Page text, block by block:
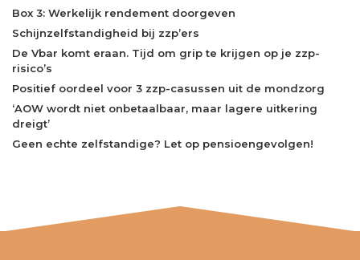
Box 3: Werkelijk rendement doorgeven
Schijnzelfstandigheid bij zzp’ers
De Vbar komt eraan. Tijd om grip te krijgen op je zzp-
risico’s
Positief oordeel voor 3 zzp-casussen uit de mondzorg
‘AOW wordt niet onbetaalbaar, maar lagere uitkering
dreigt’
Geen echte zelfstandige? Let op pensioengevolgen!